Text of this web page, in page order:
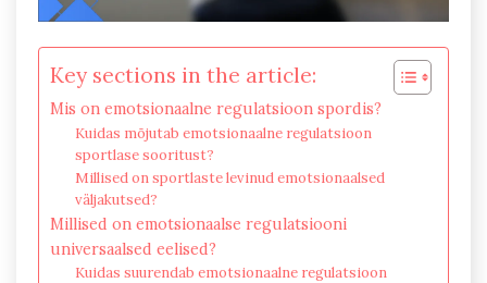
Key sections in the article:
Mis on emotsionaalne regulatsioon spordis?
Kuidas mõjutab emotsionaalne regulatsioon
sportlase sooritust?
Millised on sportlaste levinud emotsionaalsed
väljakutsed?
Millised on emotsionaalse regulatsiooni
universaalsed eelised?
Kuidas suurendab emotsionaalne regulatsioon